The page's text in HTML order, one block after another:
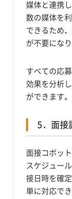
媒体と連携
数の媒体を
できるため
が不要になり
すべての応
効果を分析
ができます。
5．面接
面接コボッ
スケジュー
接日時を確
単に対応で